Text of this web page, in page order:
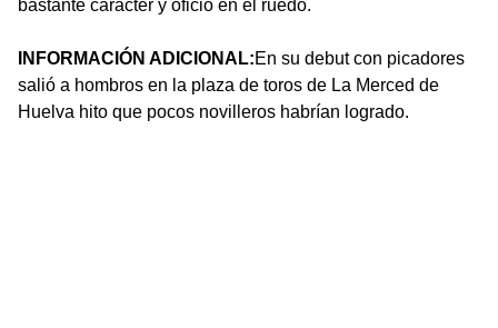
bastante carácter y oficio en el ruedo.
INFORMACIÓN ADICIONAL:En su debut con picadores
salió a hombros en la plaza de toros de La Merced de
Huelva hito que pocos novilleros habrían logrado.